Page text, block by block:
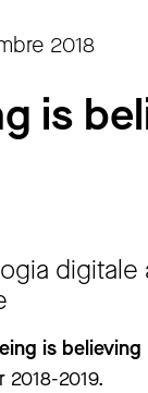
2018
is
is believing
2018-2019.